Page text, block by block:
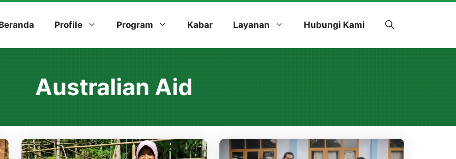
Profile Program Kabar Layanan Hubungi Kami
Australian Aid